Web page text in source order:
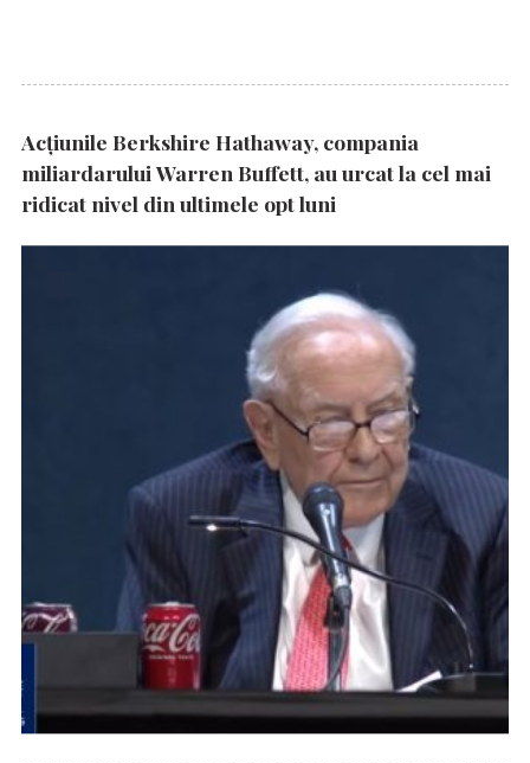
Acțiunile Berkshire Hathaway, compania
miliardarului Warren Buffett, au urcat la cel mai
ridicat nivel din ultimele opt luni